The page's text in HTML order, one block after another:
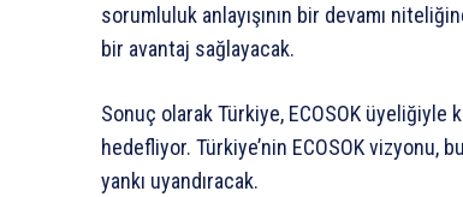
sorumluluk anlayışının bir devamı
bir avantaj sağlayacak.
Sonuç olarak Türkiye, ECOSOK üyeliğiyle
hedefliyor. Türkiye’nin ECOSOK
yankı uyandıracak.